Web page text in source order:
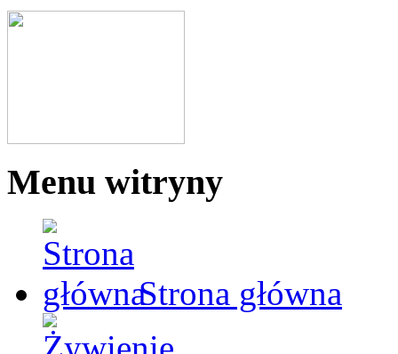
Menu witryny
Strona główna